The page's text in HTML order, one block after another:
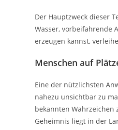
Der Hauptzweck dieser
Wasser, vorbeifahrende
erzeugen kannst,
Menschen auf
Eine der nützlichsten
nahezu unsichtbar zu
bekannten Wahrzeichen
Geheimnis liegt in der